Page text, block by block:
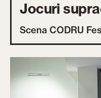
Jocuri
Scena CODRU